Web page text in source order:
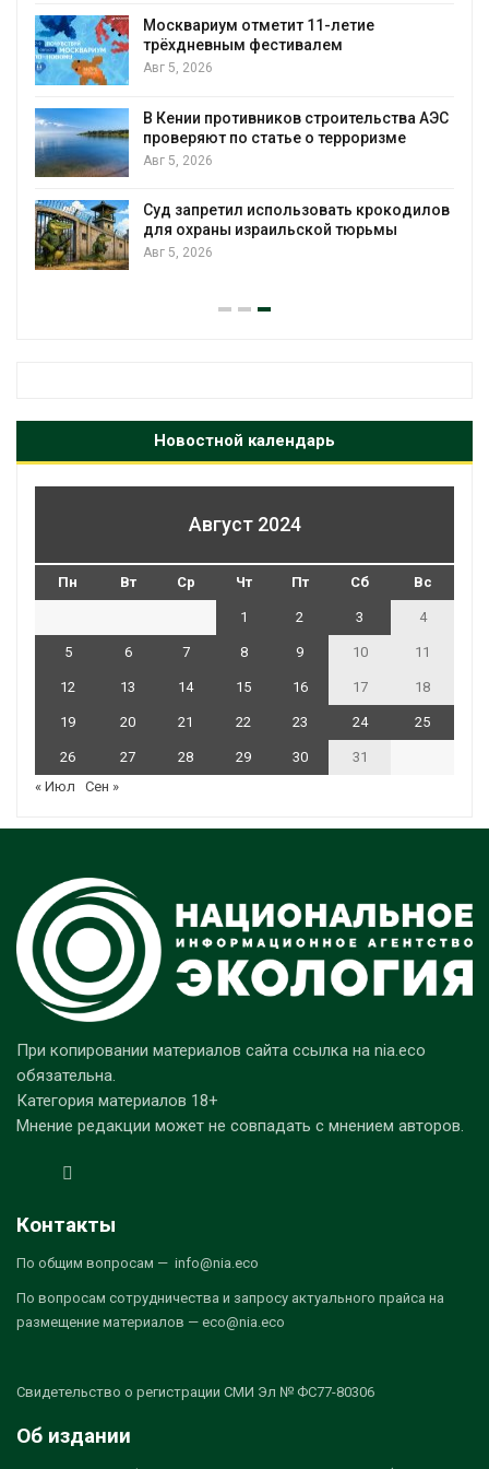
Москвариум отметит 11-летие
трёхдневным фестивалем
Авг 5, 2026
В Кении противников строительства АЭС
проверяют по статье о терроризме
Авг 5, 2026
Суд запретил использовать крокодилов
для охраны израильской тюрьмы
Авг 5, 2026
Новостной календарь
Август 2024
Пн Вт Ср Чт Пт Сб Вс
1 2 3 4
5 6 7 8 9 10 11
12 13 14 15 16 17 18
19 20 21 22 23 24 25
26 27 28 29 30
31
« Июл
Сен »
При копировании материалов сайта ссылка на nia.eco
обязательна.
Категория материалов 18+
Мнение редакции может не совпадать с мнением авторов.
Контакты
По общим вопросам — info@nia.eco
По вопросам сотрудничества и запросу актуального прайса на
размещение материалов — eco@nia.eco
Свидетельство о регистрации СМИ Эл № ФС77-80306
Об издании